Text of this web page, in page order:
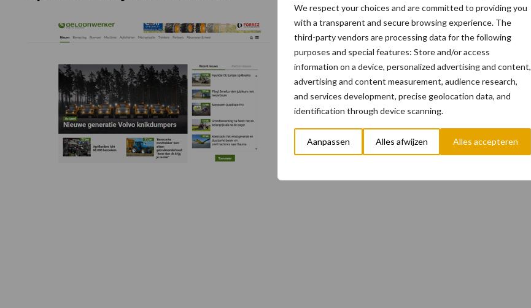
We respect your choices and are committed to providing you
with a transparent and secure browsing experience. The
third-party vendors are processing data for the following
purposes and special features: Store and/or access
information on a device, personalized advertising and content,
advertising and content measurement, audience research,
and services development, precise geolocation data, and
identification through device scanning.
Aanpassen Alles afwijzen Alles accepteren